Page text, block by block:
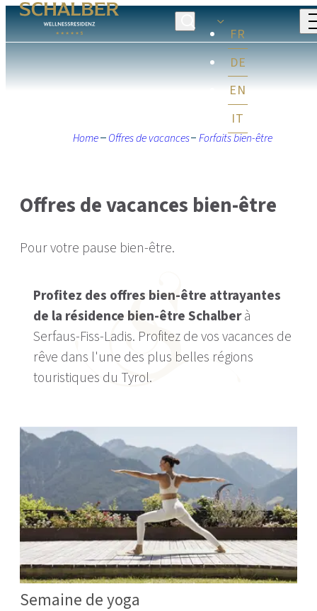
DE
EN
IT
FR
Home Offres de vacances Forfaits bien-être
Offres de vacances bien-être
Pour votre pause bien-être.
Profitez des offres bien-être attrayantes
de la résidence bien-être Schalberà
Serfaus-Fiss-Ladis. Profitez de vos vacances de
rêve dans l'une des plus belles régions
touristiques du Tyrol.
Semaine de yoga